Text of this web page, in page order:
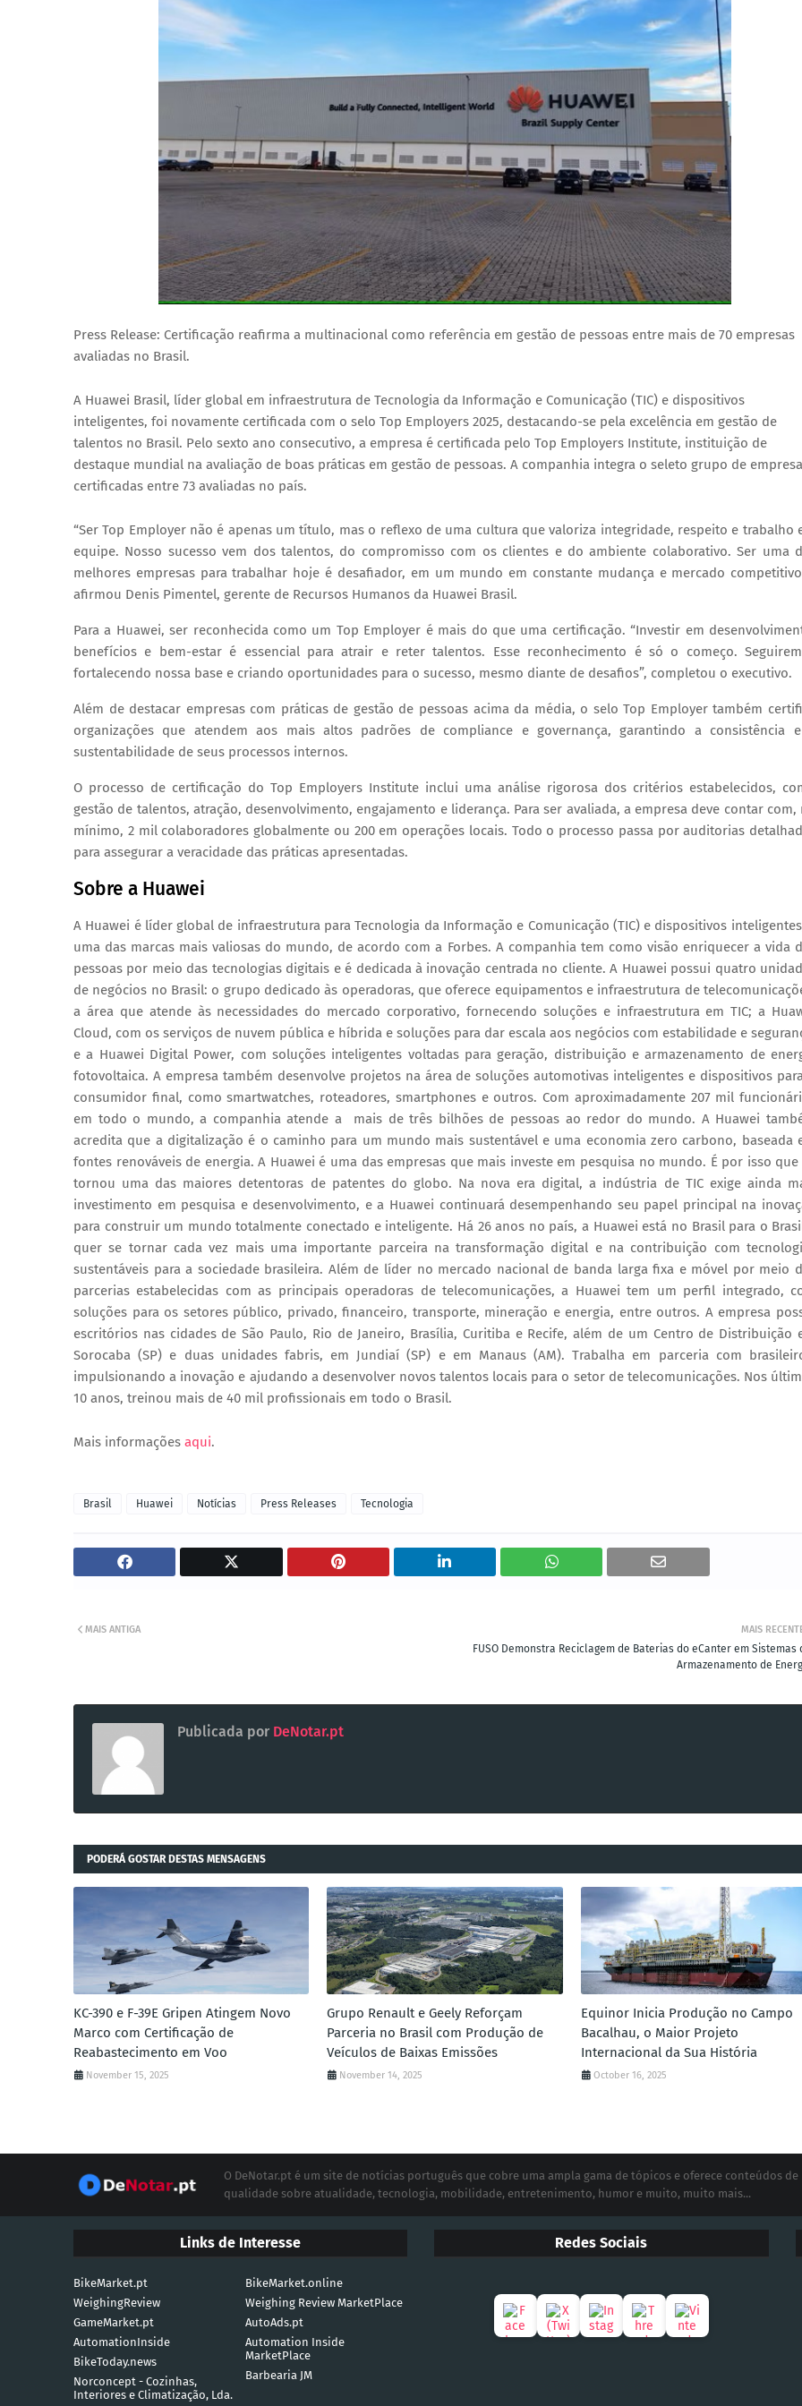
Press Release: Certificação reafirma a multinacional como referência em gestão de pessoas entre mais de 70 empresas
avaliadas no Brasil.
A Huawei Brasil, líder global em infraestrutura de Tecnologia da Informação e Comunicação (TIC) e dispositivos
inteligentes, foi novamente certificada com o selo Top Employers 2025, destacando-se pela excelência em gestão de
talentos no Brasil. Pelo sexto ano consecutivo, a empresa é certificada pelo Top Employers Institute, instituição de
destaque mundial na avaliação de boas práticas em gestão de pessoas. A companhia integra o seleto grupo de
certificadas entre 73 avaliadas no país.
“Ser Top Employer não é apenas um título, mas o reflexo de uma cultura que valoriza integridade, respeito e trabalho
equipe. Nosso sucesso vem dos talentos, do compromisso com os clientes e do ambiente colaborativo. Ser uma
melhores empresas para trabalhar hoje é desafiador, em um mundo em constante mudança e mercado
afirmou Denis Pimentel, gerente de Recursos Humanos da Huawei Brasil.
Para a Huawei, ser reconhecida como um Top Employer é mais do que uma certificação. “Investir em
benefícios e bem-estar é essencial para atrair e reter talentos. Esse reconhecimento é só o começo.
fortalecendo nossa base e criando oportunidades para o sucesso, mesmo diante de desafios”, completou o executivo.
Além de destacar empresas com práticas de gestão de pessoas acima da média, o selo Top Employer também
organizações que atendem aos mais altos padrões de compliance e governança, garantindo a consistência
sustentabilidade de seus processos internos.
O processo de certificação do Top Employers Institute inclui uma análise rigorosa dos critérios estabelecidos,
gestão de talentos, atração, desenvolvimento, engajamento e liderança. Para ser avaliada, a empresa deve contar com,
mínimo, 2 mil colaboradores globalmente ou 200 em operações locais. Todo o processo passa por auditorias
para assegurar a veracidade das práticas apresentadas.
Sobre a Huawei
A Huawei é líder global de infraestrutura para Tecnologia da Informação e Comunicação (TIC) e dispositivos
uma das marcas mais valiosas do mundo, de acordo com a Forbes. A companhia tem como visão enriquecer a vida
pessoas por meio das tecnologias digitais e é dedicada à inovação centrada no cliente. A Huawei possui quatro
de negócios no Brasil: o grupo dedicado às operadoras, que oferece equipamentos e infraestrutura de
a área que atende às necessidades do mercado corporativo, fornecendo soluções e infraestrutura em TIC; a
Cloud, com os serviços de nuvem pública e híbrida e soluções para dar escala aos negócios com estabilidade e
e a Huawei Digital Power, com soluções inteligentes voltadas para geração, distribuição e armazenamento de
fotovoltaica. A empresa também desenvolve projetos na área de soluções automotivas inteligentes e dispositivos
consumidor final, como smartwatches, roteadores, smartphones e outros. Com aproximadamente 207 mil
em todo o mundo, a companhia atende a mais de três bilhões de pessoas ao redor do mundo. A Huawei
acredita que a digitalização é o caminho para um mundo mais sustentável e uma economia zero carbono, baseada
fontes renováveis de energia. A Huawei é uma das empresas que mais investe em pesquisa no mundo. É por isso que
tornou uma das maiores detentoras de patentes do globo. Na nova era digital, a indústria de TIC exige ainda
investimento em pesquisa e desenvolvimento, e a Huawei continuará desempenhando seu papel principal na
para construir um mundo totalmente conectado e inteligente. Há 26 anos no país, a Huawei está no Brasil para o
quer se tornar cada vez mais uma importante parceira na transformação digital e na contribuição com
sustentáveis para a sociedade brasileira. Além de líder no mercado nacional de banda larga fixa e móvel por meio
parcerias estabelecidas com as principais operadoras de telecomunicações, a Huawei tem um perfil integrado,
soluções para os setores público, privado, financeiro, transporte, mineração e energia, entre outros. A empresa
escritórios nas cidades de São Paulo, Rio de Janeiro, Brasília, Curitiba e Recife, além de um Centro de Distribuição
Sorocaba (SP) e duas unidades fabris, em Jundiaí (SP) e em Manaus (AM). Trabalha em parceria com
impulsionando a inovação e ajudando a desenvolver novos talentos locais para o setor de telecomunicações. Nos
10 anos, treinou mais de 40 mil profissionais em todo o Brasil.
Mais informações aqui.
Brasil Huawei Notícias Press Releases Tecnologia
MAIS
FUSO Demonstra Reciclagem de Baterias do eCanter em Sistemas
Armazenamento de
MAIS ANTIGA
Publicada por DeNotar.pt
PODERÁ GOSTAR DESTAS MENSAGENS
KC-390 e F-39E Gripen Atingem Novo
Marco com Certificação de
Reabastecimento em Voo
November 15, 2025
Grupo Renault e Geely Reforçam
Parceria no Brasil com Produção de
Veículos de Baixas Emissões
November 14, 2025
Equinor Inicia Produção no Campo
Bacalhau, o Maior Projeto
Internacional da Sua História
October 16, 2025
O DeNotar.pt é um site de notícias português que cobre uma ampla gama de tópicos e oferece conteúdos de
qualidade sobre atualidade, tecnologia, mobilidade, entretenimento, humor e muito, muito mais...
Links de Interesse
BikeMarket.pt
BikeMarket.online
WeighingReview
Weighing Review MarketPlace
GameMarket.pt
AutoAds.pt
AutomationInside
Automation Inside
MarketPlace
BikeToday.news
Barbearia JM
Norconcept - Cozinhas,
Interiores e Climatização, Lda.
Redes Sociais